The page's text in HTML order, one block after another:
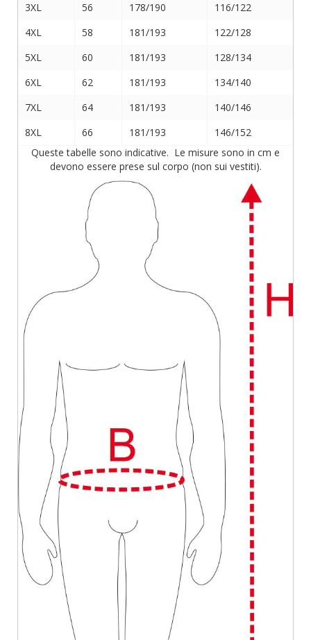
3XL 56 178/190
116/122
4XL
58 181/193
122/128
5XL
60 181/193
128/134
6XL
62 181/193
134/140
7XL
64 181/193
140/146
8XL
66 181/193
146/152
Queste tabelle sono indicative. Le misure sono in cm e
devono essere prese sul corpo (non sui vestiti).